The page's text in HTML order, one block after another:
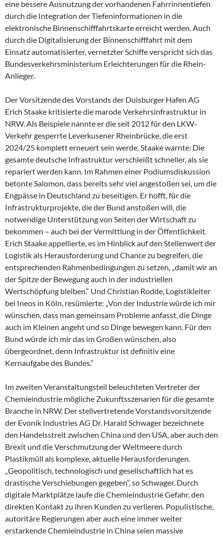
eine bessere Ausnutzung der vorhandenen Fahrrinnentiefen
durch die Integration der Tiefeninformationen in die
elektronische Binnenschifffahrtskarte erreicht werden. Auch
durch die Digitalisierung der Binnenschifffahrt mit dem
Einsatz automatisierter, vernetzter Schiffe verspricht sich das
Bundesverkehrsministerium Erleichterungen für die Rhein-
Anlieger.
Der Vorsitzende des Vorstands der Duisburger Hafen AG
Erich Staake kritisierte die marode Verkehrsinfrastruktur in
NRW. Als Beispiele nannte er die seit 2012 für den LKW-
Verkehr gesperrte Leverkusener Rheinbrücke, die erst
2024/25 komplett erneuert sein werde. Staake warnte: Die
gesamte deutsche Infrastruktur verschleißt schneller, als sie
repariert werden kann. Im Rahmen einer Podiumsdiskussion
betonte Salomon, dass bereits sehr viel angestoßen sei, um die
Engpässe in Deutschland zu beseitigen. Er hofft, für die
Infrastrukturprojekte, die der Bund anstoßen will, die
notwendige Unterstützung von Seiten der Wirtschaft zu
bekommen – auch bei der Vermittlung in der Öffentlichkeit.
Erich Staake appellierte, es im Hinblick auf den Stellenwert der
Logistik als Herausforderung und Chance zu begreifen, die
entsprechenden Rahmenbedingungen zu setzen, „damit wir an
der Spitze der Bewegung auch in der industriellen
Wertschöpfung bleiben.“ Und Christian Rodde, Logistikleiter
bei Ineos in Köln, resümierte: „Von der Industrie würde ich mir
wünschen, dass man gemeinsam Probleme anfasst, die Dinge
auch im Kleinen angeht und so Dinge bewegen kann. Für den
Bund würde ich mir das im Großen wünschen, also
übergeordnet, denn Infrastruktur ist definitiv eine
Kernaufgabe des Bundes.“
Im zweiten Veranstaltungsteil beleuchteten Vertreter der
Chemieindustrie mögliche Zukunftsszenarien für die gesamte
Branche in NRW. Der stellvertretende Vorstandsvorsitzende
der Evonik Industries AG Dr. Harald Schwager bezeichnete
den Handelsstreit zwischen China und den USA, aber auch den
Brexit und die Verschmutzung der Weltmeere durch
Plastikmüll als komplexe, aktuelle Herausforderungen.
„Geopolitisch, technologisch und gesellschaftlich hat es
drastische Verschiebungen gegeben“, so Schwager. Durch
digitale Marktplätze laufe die Chemieindustrie Gefahr, den
direkten Kontakt zu ihren Kunden zu verlieren. Populistische,
autoritäre Regierungen aber auch eine immer weiter
erstarkende Chemieindustrie in China seien massive